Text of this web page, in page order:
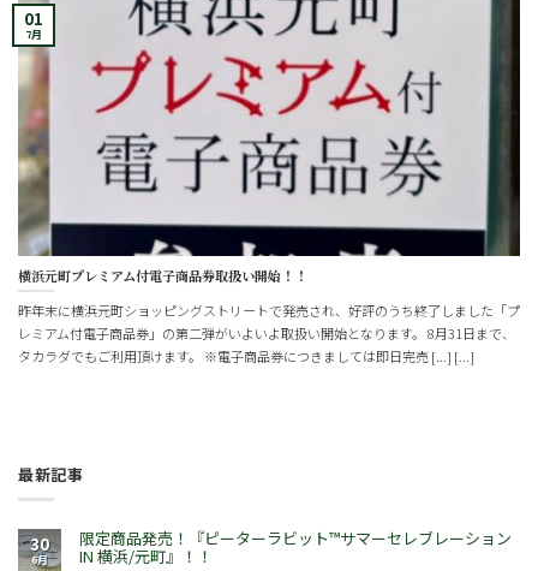
横浜元町プレミアム付電子商品券取扱い開始！！
昨年末に横浜元町ショッピングストリートで発売され、好評のうち終了しました「プ
レミアム付電子商品券」の第二弾がいよいよ取扱い開始となります。 8月31日まで、
タカラダでもご利用頂けます。 ※電子商品券につきましては即日完売 [...] [...]
01
7月
最新記事
30
6月
限定商品発売！『ピーターラビット™サマーセレブレーション
IN 横浜/元町』！！